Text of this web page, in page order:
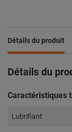
Détails du produit
Détails du
Caractéristiques
Lubrifiant